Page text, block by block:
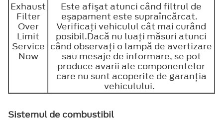
Exhaust
Filter
Over
Limit
Service
Now
Este afişat atunci când filtrul de
eşapament este supraîncărcat.
Verificaţi vehiculul cât mai curând
posibil.Dacă nu luaţi măsuri atunci
când observaţi o lampă de avertizare
sau mesaje de informare, se pot
produce avarii ale componentelor
care nu sunt acoperite de garanţia
vehiculului.
Sistemul de combustibil